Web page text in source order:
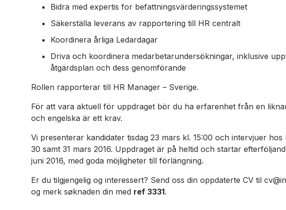
Bidra med expertis for befattningsvärderingssystemet
Säkerställa leverans av rapportering till HR centralt
Koordinera årliga Ledardagar
Driva och koordinera medarbetarundersökningar, inklusive
åtgärdsplan och dess genomförande
Rollen rapporterar till HR Manager – Sverige.
För att vara aktuell för uppdraget bör du ha erfarenhet från en
och engelska är ett krav.
Vi presenterar kandidater tisdag 23 mars kl. 15:00 och intervjuer
30 samt 31 mars 2016. Uppdraget är på heltid och startar
juni 2016, med goda möjligheter till förlängning.
Er du tilgjengelig og interessert? Send oss din oppdaterte CV til
og merk søknaden din med ref 3331.